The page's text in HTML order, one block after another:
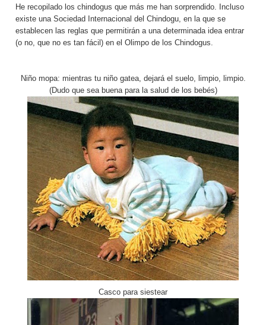
He recopilado los chindogus que más me han sorprendido. Incluso
existe una Sociedad Internacional del Chindogu, en la que se
establecen las reglas que permitirán a una determinada idea entrar
(o no, que no es tan fácil) en el Olimpo de los Chindogus.
Niño mopa: mientras tu niño gatea, dejará el suelo, limpio, limpio.
(Dudo que sea buena para la salud de los bebés)
Casco para siestear